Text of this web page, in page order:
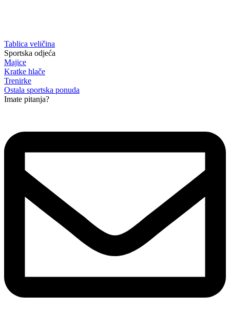
Tablica veličina
Sportska odjeća
Majice
Kratke hlače
Trenirke
Ostala sportska ponuda
Imate pitanja?